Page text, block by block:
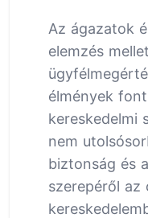
Az ágazatok
elemzés
élmények
kereskedelmi
nem
biztonság és
szerepéről az